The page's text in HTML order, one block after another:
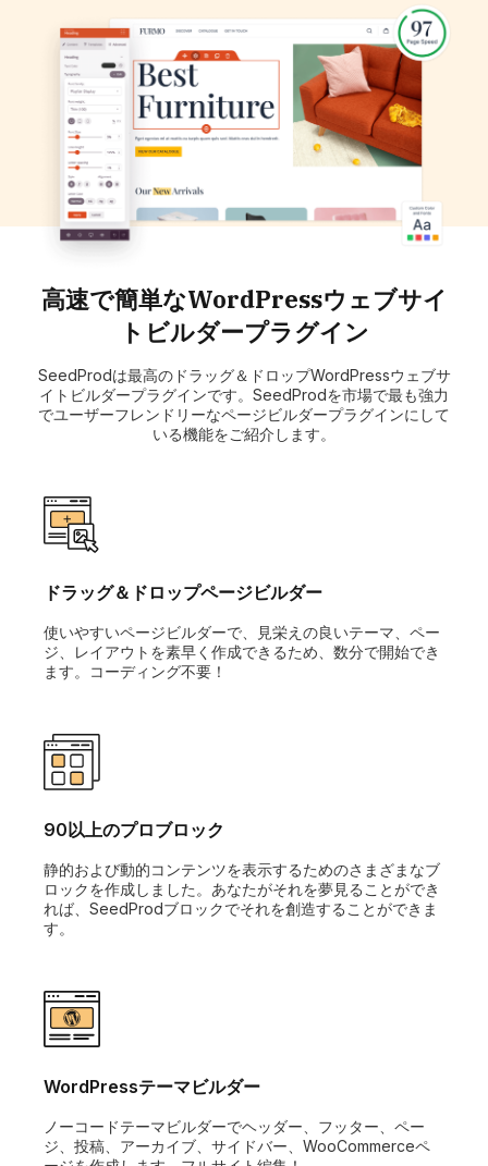
高速で簡単なWordPressウェブサイ
トビルダープラグイン
SeedProdは最高のドラッグ＆ドロップWordPressウェブサ
イトビルダープラグインです。SeedProdを市場で最も強力
でユーザーフレンドリーなページビルダープラグインにして
いる機能をご紹介します。
ドラッグ＆ドロップページビルダー
使いやすいページビルダーで、見栄えの良いテーマ、ペー
ジ、レイアウトを素早く作成できるため、数分で開始でき
ます。コーディング不要！
90以上のプロブロック
静的および動的コンテンツを表示するためのさまざまなブ
ロックを作成しました。あなたがそれを夢見ることができ
れば、SeedProdブロックでそれを創造することができま
す。
WordPressテーマビルダー
ノーコードテーマビルダーでヘッダー、フッター、ペー
ジ、投稿、アーカイブ、サイドバー、WooCommerceペ